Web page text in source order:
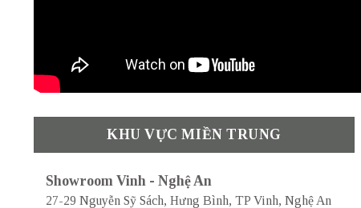
KHU VỰC MIỀN TRUNG
Showroom Vinh - Nghệ An
27-29 Nguyễn Sỹ Sách, Hưng Bình, TP Vinh, Nghệ An